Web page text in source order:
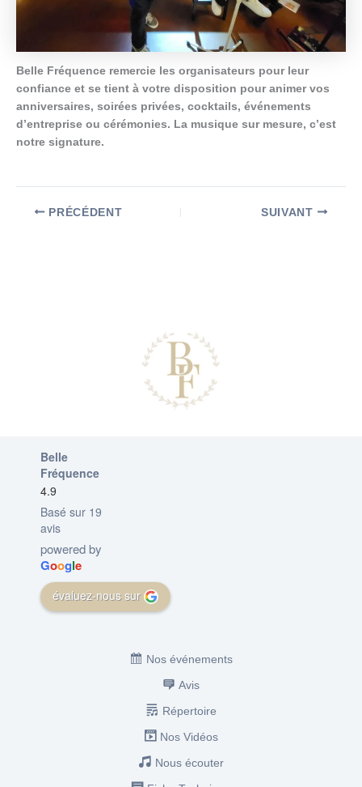
Belle Fréquence remercie les organisateurs pour leur
confiance et se tient à votre disposition pour animer vos
anniversaires, soirées privées, cocktails, événements
d’entreprise ou cérémonies. La musique sur mesure, c’est
notre signature.
PRÉCÉDENT SUIVANT
Belle
Fréquence
4.9
Basé sur 19
avis
powered by
Google
évaluez-nous sur
Nos événements
Avis
Répertoire
Nos Vidéos
Nous écouter